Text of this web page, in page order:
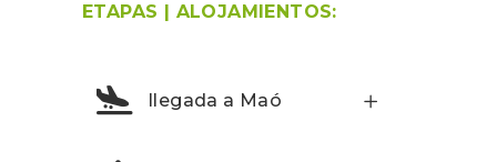
ETAPAS | ALOJAMIENTOS:
llegada a Maó